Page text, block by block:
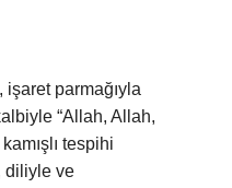
işaret parmağıyla
“Allah, Allah,
tespihi
diliyle ve